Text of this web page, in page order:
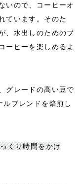
いので、コーヒーオ
ています。そのた
、水出しのためのブ
ーヒーを楽しめるよ
グレードの高い豆で
ブレンドを焙煎し
くり時間をかけ